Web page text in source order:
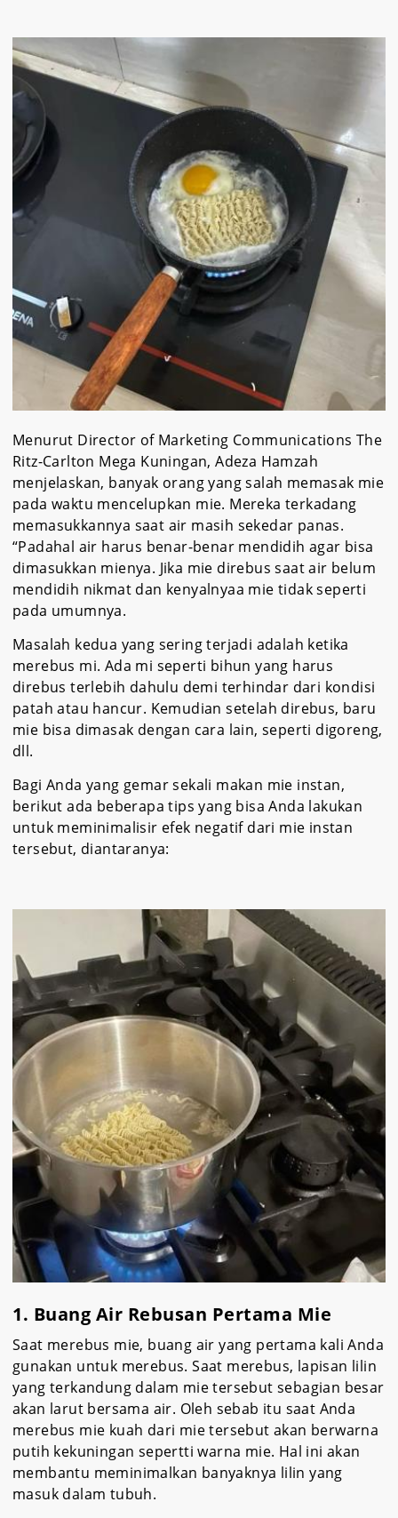
Menurut Director of Marketing Communications The
Ritz-Carlton Mega Kuningan, Adeza Hamzah
menjelaskan, banyak orang yang salah memasak mie
pada waktu mencelupkan mie. Mereka terkadang
memasukkannya saat air masih sekedar panas.
“Padahal air harus benar-benar mendidih agar bisa
dimasukkan mienya. Jika mie direbus saat air belum
mendidih nikmat dan kenyalnyaa mie tidak seperti
pada umumnya.
Masalah kedua yang sering terjadi adalah ketika
merebus mi. Ada mi seperti bihun yang harus
direbus terlebih dahulu demi terhindar dari kondisi
patah atau hancur. Kemudian setelah direbus, baru
mie bisa dimasak dengan cara lain, seperti digoreng,
dll.
Bagi Anda yang gemar sekali makan mie instan,
berikut ada beberapa tips yang bisa Anda lakukan
untuk meminimalisir efek negatif dari mie instan
tersebut, diantaranya:
1. Buang Air Rebusan Pertama Mie
Saat merebus mie, buang air yang pertama kali Anda
gunakan untuk merebus. Saat merebus, lapisan lilin
yang terkandung dalam mie tersebut sebagian besar
akan larut bersama air. Oleh sebab itu saat Anda
merebus mie kuah dari mie tersebut akan berwarna
putih kekuningan sepertti warna mie. Hal ini akan
membantu meminimalkan banyaknya lilin yang
masuk dalam tubuh.